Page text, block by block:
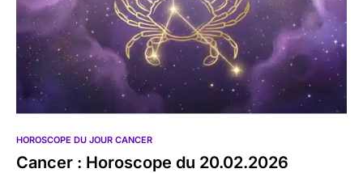
HOROSCOPE DU JOUR CANCER
Cancer : Horoscope du 20.02.2026